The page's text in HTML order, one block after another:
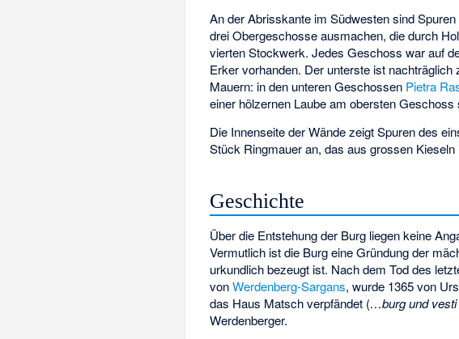
An der Abrisskante im Südwesten sind
drei Obergeschosse ausmachen, die durch
vierten Stockwerk. Jedes Geschoss war auf
Erker vorhanden. Der unterste ist
Mauern: in den unteren Geschossen Pietra
einer hölzernen Laube am obersten
Die Innenseite der Wände zeigt Spuren des
Stück Ringmauer an, das aus grossen
Geschichte
Über die Entstehung der Burg liegen keine
Vermutlich ist die Burg eine Gründung der
urkundlich bezeugt ist. Nach dem Tod des
vonWerdenberg-Sargans, wurde 1365 von
das Haus Matsch verpfändet (…burg und
Werdenberger.